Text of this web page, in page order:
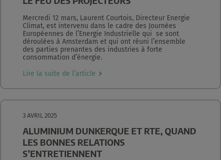
Mercredi 12 mars, Laurent Courtois, Directeur Energie
Climat, est intervenu dans le cadre des Journées
Européennes de l’Energie Industrielle qui se sont
déroulées à Amsterdam et qui ont réuni l’ensemble
des parties prenantes des industries à forte
consommation d’énergie.
Lire la suite de l’article
3 AVRIL 2025
ALUMINIUM DUNKERQUE ET RTE, QUAND
LES BONNES RELATIONS
S’ENTRETIENNENT